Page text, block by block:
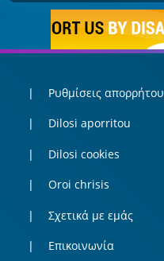
Ρυθμίσεις απορρήτου
Dilosi aporritou
Dilosi cookies
Oroi chrisis
Σχετικά με εμάς
Επικοινωνία